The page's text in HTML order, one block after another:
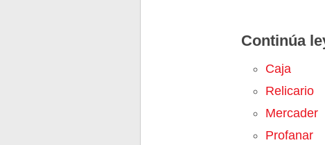
Continúa
Caja
Relicario
Mercader
Profanar